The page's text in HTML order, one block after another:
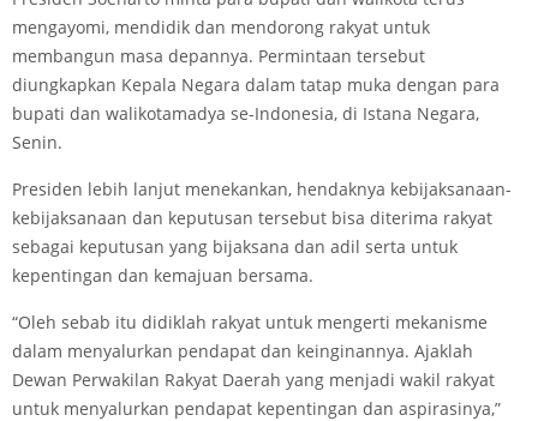
mengayomi, mendidik dan mendorong rakyat untuk
membangun masa depannya. Permintaan tersebut
diungkapkan Kepala Negara dalam tatap muka dengan para
bupati dan walikotamadya se-Indonesia, di Istana Negara,
Senin.
Presiden lebih lanjut menekankan, hendaknya kebijaksanaan­
kebijaksanaan dan keputusan tersebut bisa diterima rakyat
sebagai keputusan yang bijaksana dan adil serta untuk
kepentingan dan kemajuan bersama.
“Oleh sebab itu didiklah rakyat untuk mengerti mekanisme
dalam menyalurkan pendapat dan keinginannya. Ajaklah
Dewan Perwakilan Rakyat Daerah yang menjadi wakil rakyat
untuk menyalurkan pendapat kepentingan dan aspirasinya,”